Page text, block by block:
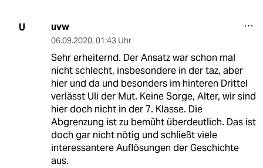
U uvw
06.09.2020, 01:43 Uhr
Sehr erheiternd. Der Ansatz war schon mal
nicht schlecht, insbesondere in der taz, aber
hier und da und besonders im hinteren Drittel
verlässt Uli der Mut. Keine Sorge, Alter, wir sind
hier doch nicht in der 7. Klasse. Die
Abgrenzung ist zu bemüht überdeutlich. Das ist
doch gar nicht nötig und schließt viele
interessantere Auflösungen der Geschichte
aus.